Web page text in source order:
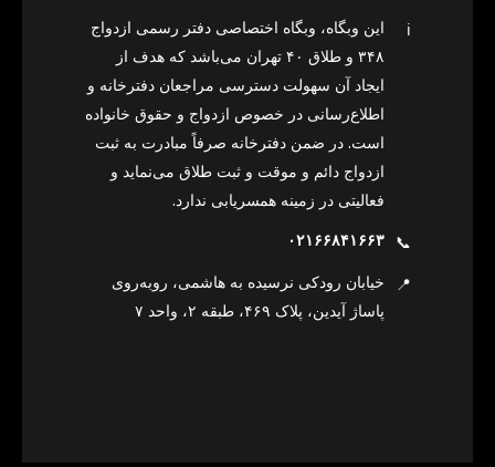
ℹ️
این وبگاه، وبگاه اختصاصی دفتر رسمی ازدواج
۳۴۸ و طلاق ۴۰ تهران می‌باشد که هدف از
ایجاد آن سهولت دسترسی مراجعان دفترخانه و
اطلاع‌رسانی در خصوص ازدواج و حقوق خانواده
است. در ضمن دفترخانه صرفاً مبادرت به ثبت
ازدواج دائم و موقت و ثبت طلاق می‌نماید و
فعالیتی در زمینه همسریابی ندارد.
📞 ۰۲۱۶۶۸۴۱۶۶۳
📍
خیابان رودکی نرسیده به هاشمی، روبه‌روی
پاساژ آیدین، پلاک ۴۶۹، طبقه ۲، واحد ۷